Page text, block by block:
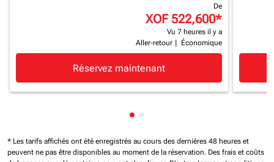
De
XOF 522,600*
Vu 7 heures il y a
Aller-retour
Économique
Réservez maintenant
Affichage de cmp-pagination-
* Les tarifs affichés ont été enregistrés au cours des dernières 48 heures et
peuvent ne pas être disponibles au moment de la réservation. Des frais et coûts